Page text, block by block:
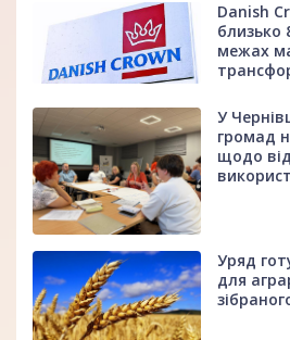
Danish
близько
межах
У
громад
щодо
Уряд
для